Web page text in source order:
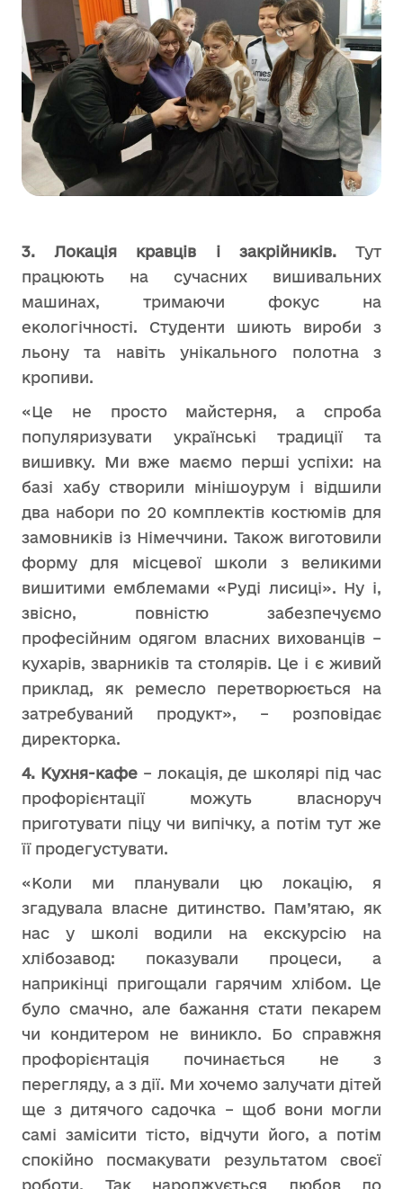
3. Локація кравців і закрійників.Тут
працюють на сучасних вишивальних
машинах, тримаючи фокус на
екологічності. Студенти шиють вироби з
льону та навіть унікального полотна з
кропиви.
«Це не просто майстерня, а спроба
популяризувати українські традиції та
вишивку. Ми вже маємо перші успіхи: на
базі хабу створили мінішоурум і відшили
два набори по 20 комплектів костюмів для
замовників із Німеччини. Також виготовили
форму для місцевої школи з великими
вишитими емблемами «Руді лисиці». Ну і,
звісно, повністю забезпечуємо
професійним одягом власних вихованців –
кухарів, зварників та столярів. Це і є живий
приклад, як ремесло перетворюється на
затребуваний продукт», – розповідає
директорка.
4. Кухня-кафе – локація, де школярі під час
профорієнтації можуть власноруч
приготувати піцу чи випічку, а потім тут же
її продегустувати.
«Коли
ми планували цю локацію, я
згадувала власне дитинство. Пам’ятаю, як
нас у школі водили на екскурсію на
хлібозавод: показували процеси, а
наприкінці пригощали гарячим хлібом. Це
було смачно, але бажання стати пекарем
чи кондитером не виникло. Бо справжня
профорієнтація починається не з
перегляду, а з дії. Ми хочемо залучати дітей
ще з дитячого садочка – щоб вони могли
самі замісити тісто, відчути його, а потім
спокійно посмакувати результатом своєї
роботи. Так народжується любов до